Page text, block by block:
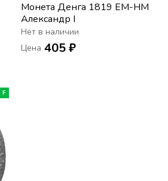
Монета Денга 1819 ЕМ-НМ
Александр I
Нет в наличии
Цена 405 ₽
F